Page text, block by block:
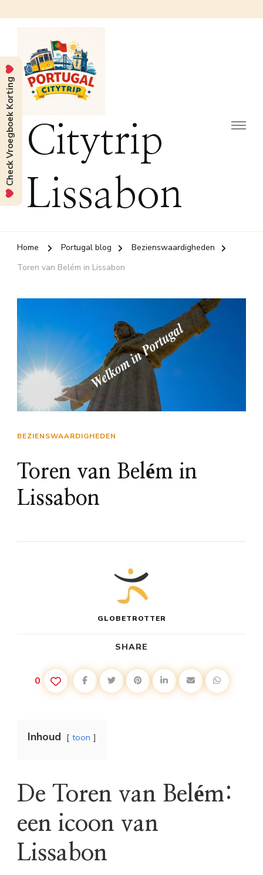
Citytrip
Lissabon
Home Portugal blog
Bezienswaardigheden
Toren van Belém in Lissabon
BEZIENSWAARDIGHEDEN
Toren van Belém in
Lissabon
GLOBETROTTER
SHARE
0
Inhoud toon
De Toren van Belém:
een icoon van
Lissabon
Check Vroegboek Korting